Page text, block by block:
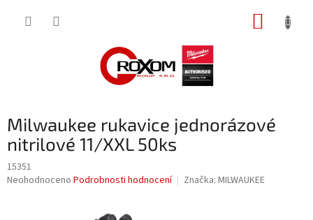
Milwaukee rukavice jednorázové
nitrilové 11/XXL 50ks
15351
Průměrné
Neohodnoceno Podrobnosti hodnocení Značka: MILWAUKEE